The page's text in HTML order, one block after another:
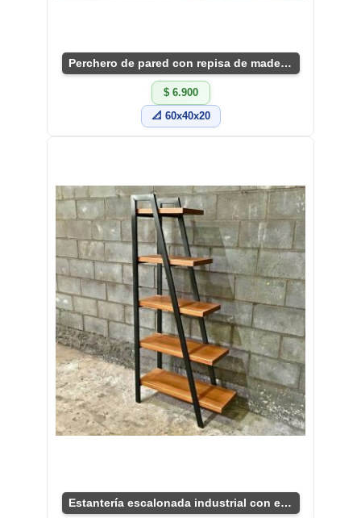
Perchero de pared con repisa de madera y metal
$ 6.900
📐 60x40x20
Estantería escalonada industrial con estilo único